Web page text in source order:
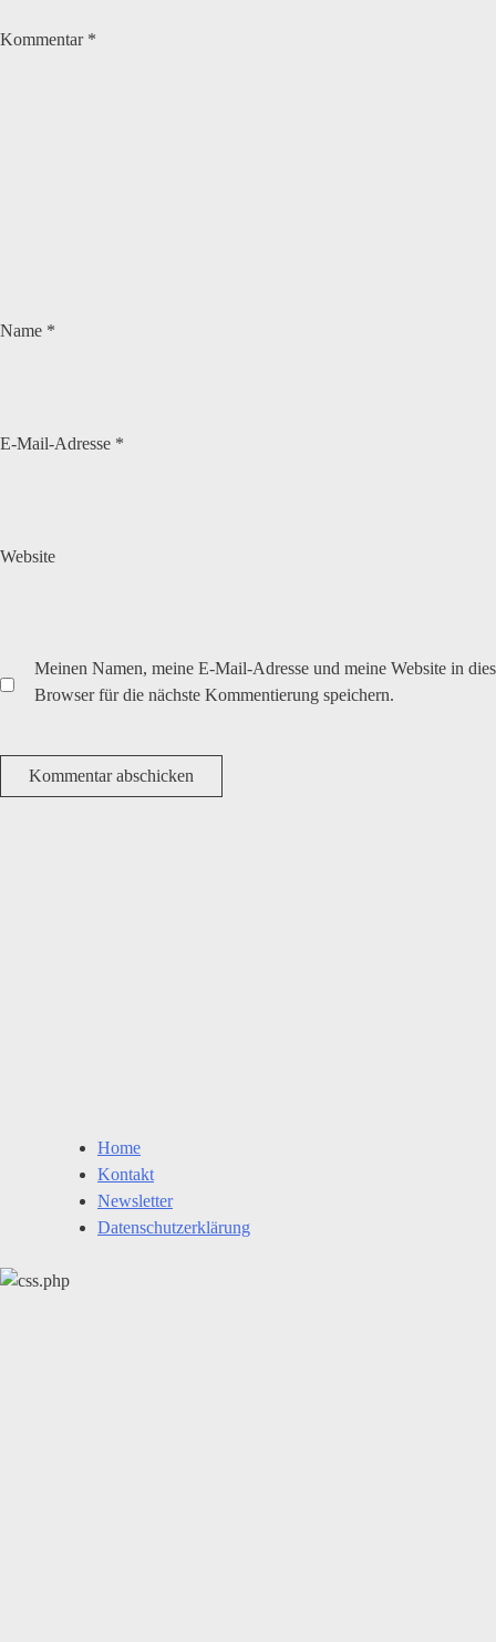
Kommentar *
Name *
E-Mail-Adresse *
Website
Meinen Namen, meine E-Mail-Adresse und meine Website in
Browser für die nächste Kommentierung speichern.
Home
Kontakt
Newsletter
Datenschutzerklärung